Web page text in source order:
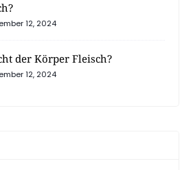
12, 2024
der Körper Fleisch?
12, 2024